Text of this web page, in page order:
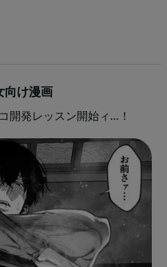
向け漫画
開発レッスン開始ィ…！